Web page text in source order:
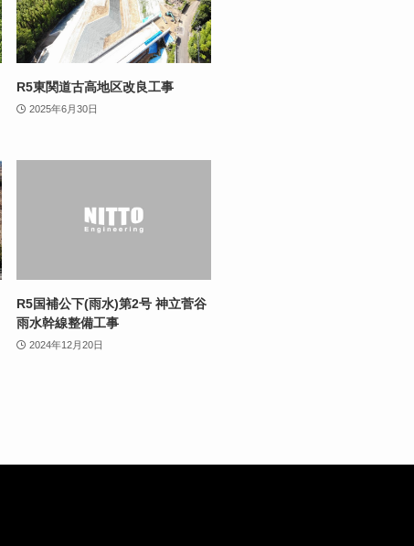
R5東関道古高地区改良工事
2025年6月30日
R5国補公下(雨水)第2号 神立菅谷
雨水幹線整備工事
2024年12月20日